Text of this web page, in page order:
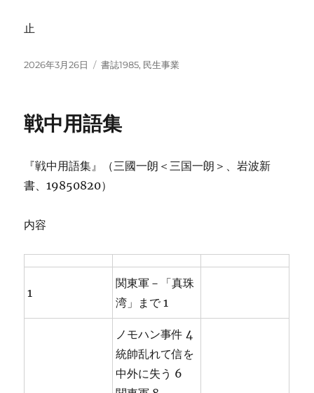
止
投
2026年3月26日
カ
ー
書誌1985, 民生事業
戦中用語集
『戦中用語集』（三國一朗＜三国一朗＞、岩波新
書、19850820）
内容
1
関東軍－「真珠
湾」まで 1
ノモハン事件 4
統帥乱れて信を
中外に失う 6